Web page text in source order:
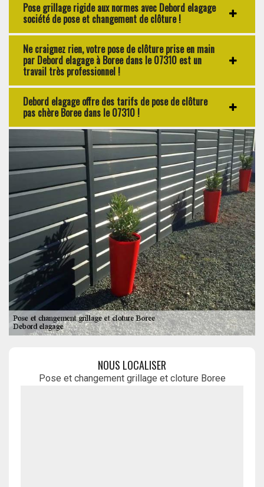
Pose grillage rigide aux normes avec Debord elagage
société de pose et changement de clôture !
Ne craignez rien, votre pose de clôture prise en main
par Debord elagage à Boree dans le 07310 est un
travail très professionnel !
Debord elagage offre des tarifs de pose de clôture
pas chère Boree dans le 07310 !
NOUS LOCALISER
Pose et changement grillage et cloture Boree